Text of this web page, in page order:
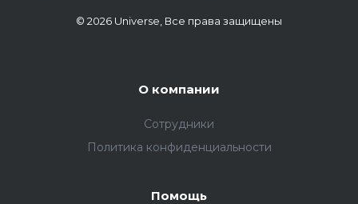
© 2026 Universe, Все права защищены
О компании
Сотрудники
Политика конфиденциальности
Помощь